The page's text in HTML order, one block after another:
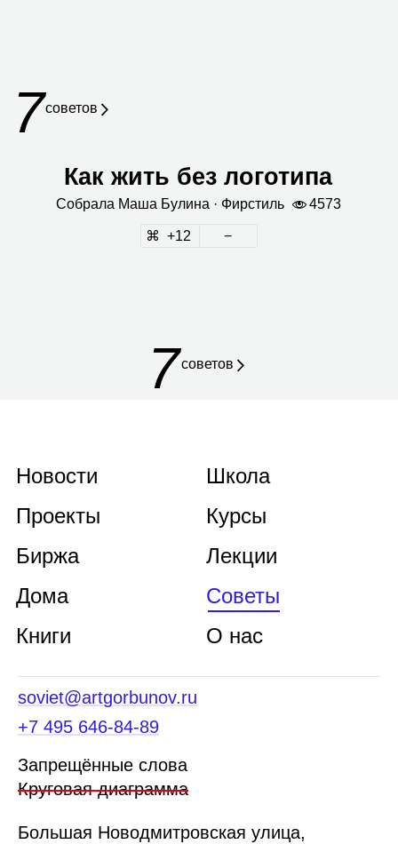
7сове­тов
Как жить без логотипа
Собрала Маша Булина · Фир­стиль 4573
12
7советов
Новости
Проекты
Биржа
Дома
Книги
Школа
Курсы
Лекции
Советы
О нас
soviet@artgorbunov.ru
+7 495 646‑84‑89
Запрещённые слова
Круговая диаграмма
Большая Новодмитровская улица,